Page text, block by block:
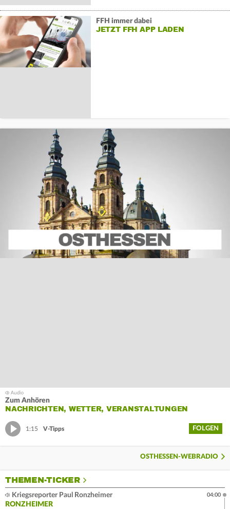
FFH immer dabei
JETZT FFH APP LADEN
Zum Anhören
NACHRICHTEN, WETTER, VERANSTALTUNGEN
1:15 V-Tipps FOLGEN
OSTHESSEN-WEBRADIO
THEMEN-TICKER
Kriegsreporter Paul Ronzheimer
RONZHEIMER
04:00